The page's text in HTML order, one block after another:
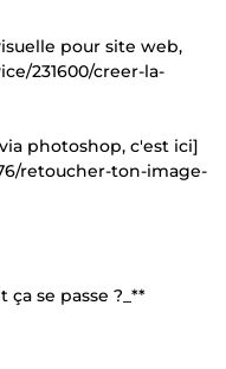
pour site web,
231600/creer-la-
photoshop, c'est ici]
retoucher-ton-image-
se passe ?_**